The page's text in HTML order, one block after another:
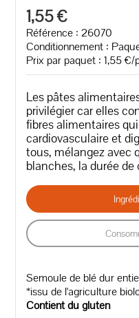
1,55 €
Référence : 26070
Conditionnement :
Prix par paquet : 1,55 €/
Les pâtes
privilégier car elles
fibres alimentaires
cardiovasculaire et
tous, mélangez avec
blanches, la durée
Semoule de blé dur
*issu de l'agriculture
Contient du gluten